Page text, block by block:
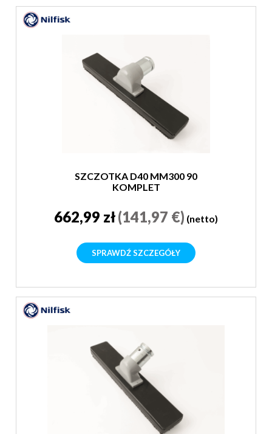
SZCZOTKA D40 MM300 90
KOMPLET
662,99 zł(141,97 €) (netto)
SPRAWDŹ SZCZEGÓŁY